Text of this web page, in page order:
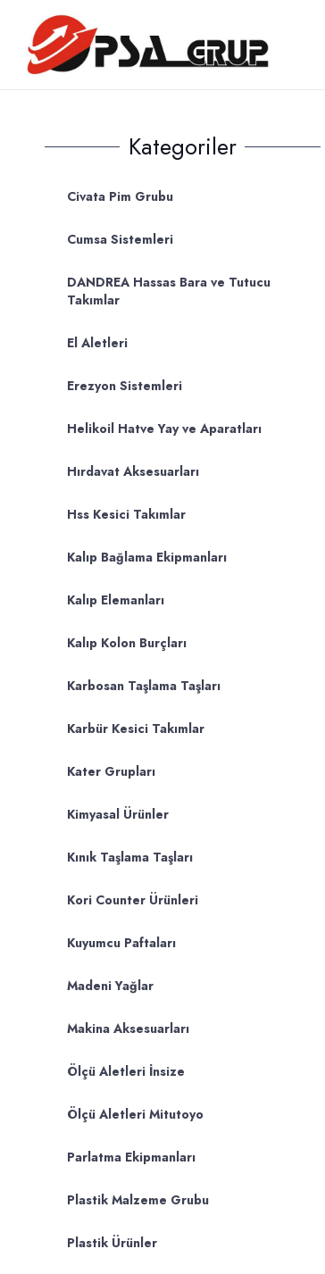
Kategoriler
Civata Pim Grubu
Cumsa Sistemleri
DANDREA Hassas Bara ve Tutucu
Takımlar
El Aletleri
Erezyon Sistemleri
Helikoil Hatve Yay ve Aparatları
Hırdavat Aksesuarları
Hss Kesici Takımlar
Kalıp Bağlama Ekipmanları
Kalıp Elemanları
Kalıp Kolon Burçları
Karbosan Taşlama Taşları
Karbür Kesici Takımlar
Kater Grupları
Kimyasal Ürünler
Kınık Taşlama Taşları
Kori Counter Ürünleri
Kuyumcu Paftaları
Madeni Yağlar
Makina Aksesuarları
Ölçü Aletleri İnsize
Ölçü Aletleri Mitutoyo
Parlatma Ekipmanları
Plastik Malzeme Grubu
Plastik Ürünler